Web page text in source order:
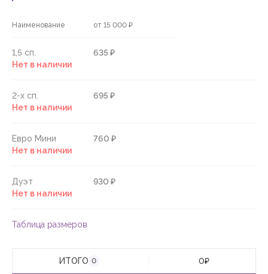
Наименование от 15 000 ₽
1,5 сп.
635 ₽
Нет в наличии
2-х сп.
695 ₽
Нет в наличии
Евро Мини
760 ₽
Нет в наличии
Дуэт
930 ₽
Нет в наличии
Таблица размеров
ИТОГО 0 0₽